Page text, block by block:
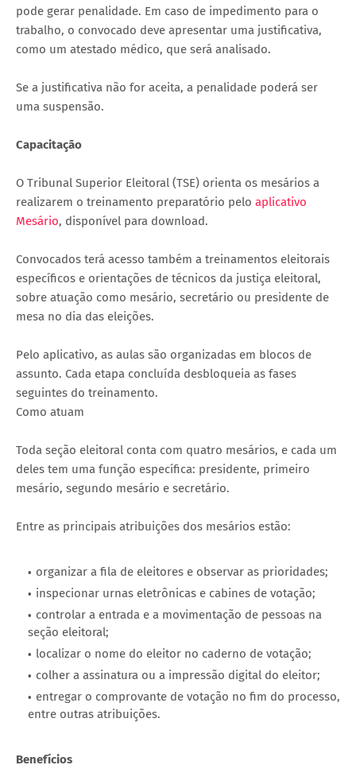
pode gerar penalidade. Em caso de impedimento para o
trabalho, o convocado deve apresentar uma justificativa,
como um atestado médico, que será analisado.
Se a justificativa não for aceita, a penalidade poderá ser
uma suspensão.
Capacitação
O Tribunal Superior Eleitoral (TSE) orienta os mesários a
realizarem o treinamento preparatório pelo aplicativo
Mesário, disponível para download.
Convocados terá acesso também a treinamentos eleitorais
específicos e orientações de técnicos da justiça eleitoral,
sobre atuação como mesário, secretário ou presidente de
mesa no dia das eleições.
Pelo aplicativo, as aulas são organizadas em blocos de
assunto. Cada etapa concluída desbloqueia as fases
seguintes do treinamento.
Como atuam
Toda seção eleitoral conta com quatro mesários, e cada um
deles tem uma função específica: presidente, primeiro
mesário, segundo mesário e secretário.
Entre as principais atribuições dos mesários estão:
organizar a fila de eleitores e observar as prioridades;
inspecionar urnas eletrônicas e cabines de votação;
controlar a entrada e a movimentação de pessoas na
seção eleitoral;
localizar o nome do eleitor no caderno de votação;
colher a assinatura ou a impressão digital do eleitor;
entregar o comprovante de votação no fim do processo,
entre outras atribuições.
Benefícios